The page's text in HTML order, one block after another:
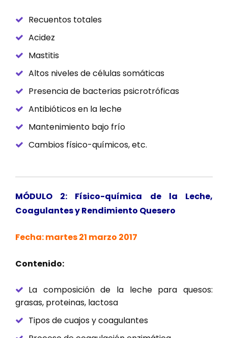
Recuentos totales
Acidez
Mastitis
Altos niveles de células somáticas
Presencia de bacterias psicrotróficas
Antibióticos en la leche
Mantenimiento bajo frío
Cambios físico-químicos, etc.
MÓDULO 2: Físico-química de la Leche,
Coagulantes y Rendimiento Quesero
Fecha: martes 21 marzo 2017
Contenido:
La composición de la leche para quesos:
grasas, proteinas, lactosa
Tipos de cuajos y coagulantes